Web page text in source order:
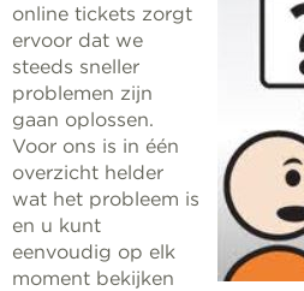
online tickets zorgt
ervoor dat we
steeds sneller
problemen zijn
gaan oplossen.
Voor ons is in één
overzicht helder
wat het probleem is
en u kunt
eenvoudig op elk
moment bekijken